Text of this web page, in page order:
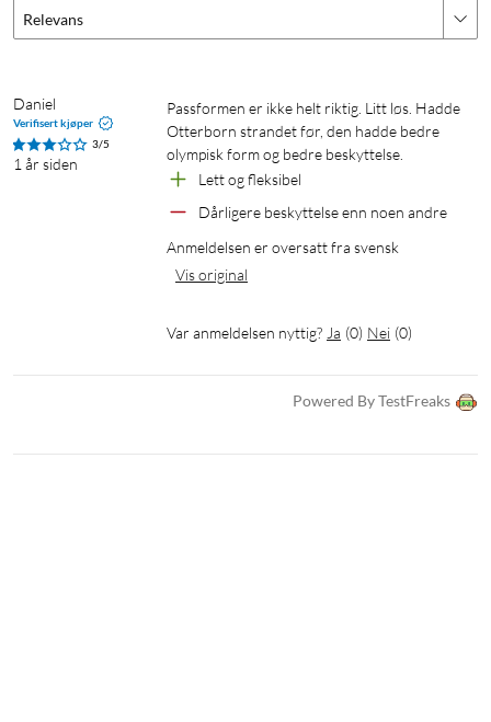
Relevans
Daniel
Verifisert kjøper
3/5
1 år siden
Passformen er ikke helt riktig. Litt løs. Hadde
Otterborn strandet før, den hadde bedre
olympisk form og bedre beskyttelse.
Lett og fleksibel
Dårligere beskyttelse enn noen andre
Anmeldelsen er oversatt fra svensk
Vis original
Var anmeldelsen nyttig? Ja (0) Nei (0)
Powered By TestFreaks